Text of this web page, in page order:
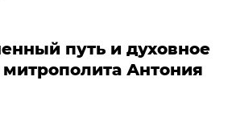
путь и духовное
Антония